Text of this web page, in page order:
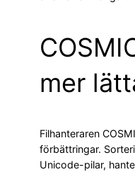
mer
Filhanteraren
förbättringar.
Unicode-pilar,